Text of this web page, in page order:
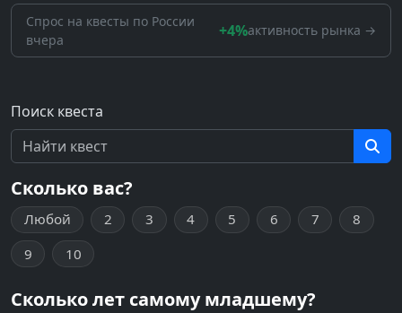
Спрос на квесты по России
вчера
+4%активность рынка →
Поиск квеста
Сколько вас?
Любой 2 3 4 5 6 7
8
9
10
Сколько лет самому младшему?